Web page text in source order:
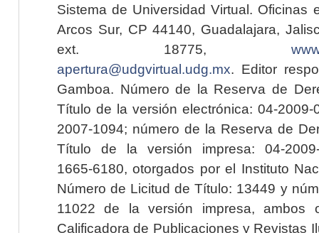
Sistema de Universidad Virtual. Oficinas
Arcos Sur, CP 44140, Guadalajara,
ext. 18775,
apertura@udgvirtual.udg.mx. Editor
Gamboa. Número de la Reserva de
Título de la versión electrónica: 04-2009-
2007-1094; número de la Reserva de
Título de la versión impresa: 04-2009-
1665-6180, otorgados por el Instituto
Número de Licitud de Título: 13449 y
11022 de la versión impresa, ambos
Calificadora de Publicaciones y Revistas